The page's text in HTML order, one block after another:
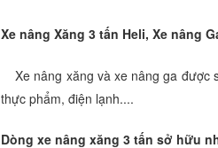
Xe nâng Xăng 3 tấn Heli, Xe nâng
Xe nâng xăng và xe nâng ga được
thực phẩm, điện lạnh....
Dòng xe nâng xăng 3 tấn sở hữu